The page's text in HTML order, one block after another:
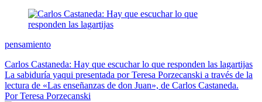
pensamiento
Carlos Castaneda: Hay que escuchar lo que responden las lagartijas
La sabiduría yaqui presentada por Teresa Porzecanski a través de la
lectura de «Las enseñanzas de don Juan», de Carlos Castaneda.
Por Teresa Porzecanski